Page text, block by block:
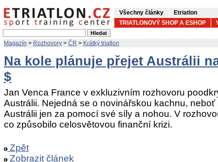
Všechny články
Etriatlon
TRIATLONOVÝ SHOP A ESHOP
Magazín > Rozhovory > ČR > Krátký triatlon
Na kole plánuje přejet Austrálii
$
Jan Venca France v exkluzivním rozhovoru
Austrálii. Nejedná se o novinářskou kachnu,
Austrálii jen za pomocí své síly a nohou. V
co způsobilo celosvětovou finanční krizi.
Zpět
Zobrazit článek